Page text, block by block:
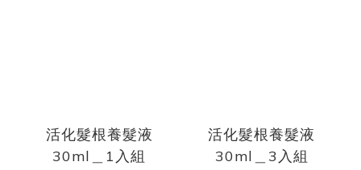
活化髮根養髮液
30ml＿1入組
活化髮根養髮液
30ml＿3入組